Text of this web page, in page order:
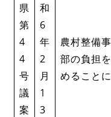
県
第
4
4
号
議
案
和
6
年
2
月
1
3
農村整備
部の負担
めること